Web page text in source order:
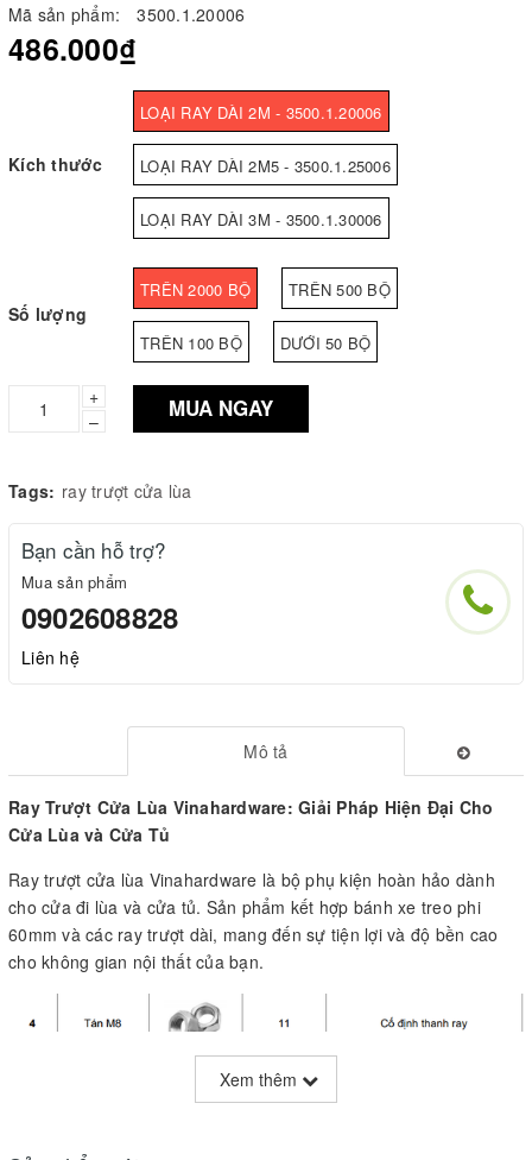
Mã sản phẩm:
3500.1.20006
486.000₫
Kích thước
LOẠI RAY DÀI 2M - 3500.1.20006
LOẠI RAY DÀI 2M5 - 3500.1.25006
LOẠI RAY DÀI 3M - 3500.1.30006
Số lượng
TRÊN 2000 BỘ TRÊN 500 BỘ
TRÊN 100 BỘ DƯỚI 50 BỘ
+
–
MUA NGAY
Tags: ray trượt cửa lùa
Bạn cần hỗ trợ?
Mua sản phẩm
0902608828
Liên hệ
Mô tả
Ray Trượt Cửa Lùa Vinahardware: Giải Pháp Hiện Đại Cho
Cửa Lùa và Cửa Tủ
Ray trượt cửa lùa Vinahardware là bộ phụ kiện hoàn hảo dành
cho cửa đi lùa và cửa tủ. Sản phẩm kết hợp bánh xe treo phi
60mm và các ray trượt dài, mang đến sự tiện lợi và độ bền cao
cho không gian nội thất của bạn.
Xem thêm